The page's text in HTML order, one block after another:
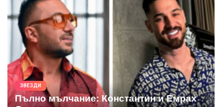
ЗВЕЗДИ
Пълно мълчание: Константин и Емрах